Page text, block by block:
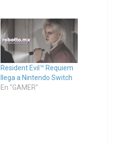
Resident Evil™ Requiem
llega a Nintendo Switch
En "GAMER"